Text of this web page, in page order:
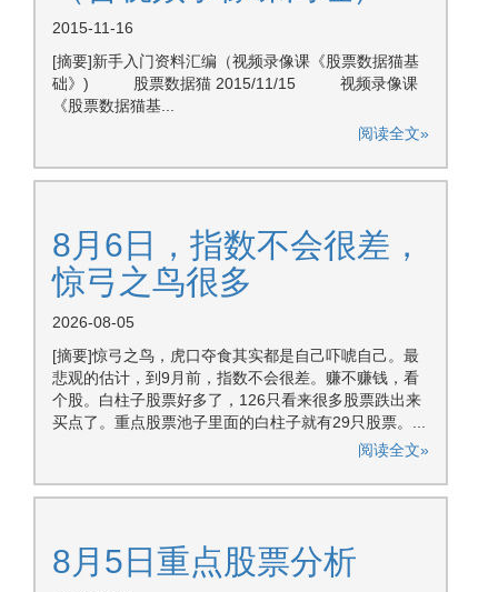
2015-11-16
[摘要]新手入门资料汇编（视频录像课《股票数据猫基
础》) 股票数据猫 2015/11/15 视频录像课
《股票数据猫基...
阅读全文»
8月6日，指数不会很差，
惊弓之鸟很多
2026-08-05
[摘要]惊弓之鸟，虎口夺食其实都是自己吓唬自己。最
悲观的估计，到9月前，指数不会很差。赚不赚钱，看
个股。白柱子股票好多了，126只看来很多股票跌出来
买点了。重点股票池子里面的白柱子就有29只股票。...
阅读全文»
8月5日重点股票分析